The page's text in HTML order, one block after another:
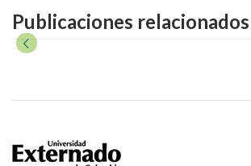
Publicaciones relacionados